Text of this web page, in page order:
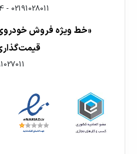
02191028011
-
«خط ویژه فروش